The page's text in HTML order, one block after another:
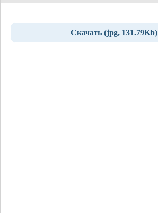
Скачать (jpg, 131.79Kb)